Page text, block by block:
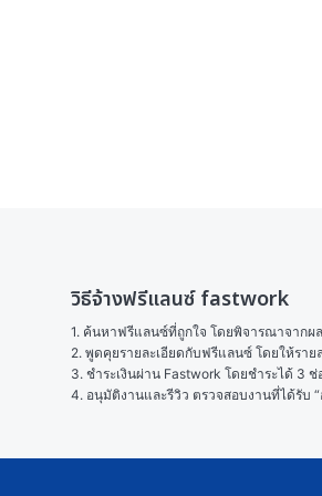
วิธีจ้างฟรีแลนซ์ fastwork
1. ค้นหาฟรีแลนซ์ที่ถูกใจ โดยพิจารณาจากผ
2. พูดคุยรายละเอียดกับฟรีแลนซ์ โดยให้รา
3. ชำระเงินผ่าน Fastwork โดยชำระได้ 3
4. อนุมัติงานและรีวิว ตรวจสอบงานที่ได้รับ